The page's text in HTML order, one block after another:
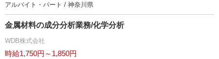
アルバイト・パート / 神奈川県
金属材料の成分分析業務/化学分析
WDB株式会社
時給1,750円～1,850円